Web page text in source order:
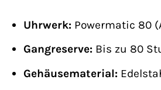
Uhrwerk:Powermatic 80
Gangreserve:Bis zu 80
Gehäusematerial: